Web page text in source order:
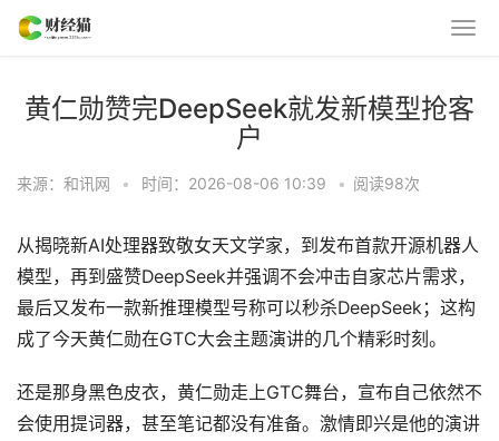
黄仁勋赞完DeepSeek就发新模型抢客
户
来源：和讯网 • 时间：2026-08-06 10:39 • 阅读98次
从揭晓新AI处理器致敬女天文学家，到发布首款开源机器人
模型，再到盛赞DeepSeek并强调不会冲击自家芯片需求，
最后又发布一款新推理模型号称可以秒杀DeepSeek；这构
成了今天黄仁勋在GTC大会主题演讲的几个精彩时刻。
还是那身黑色皮衣，黄仁勋走上GTC舞台，宣布自己依然不
会使用提词器，甚至笔记都没有准备。激情即兴是他的演讲